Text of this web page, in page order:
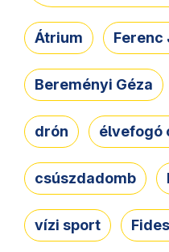
Átrium Ferenc
Bereményi Géza
drón élvefogó
csúszdadomb
vízi sport